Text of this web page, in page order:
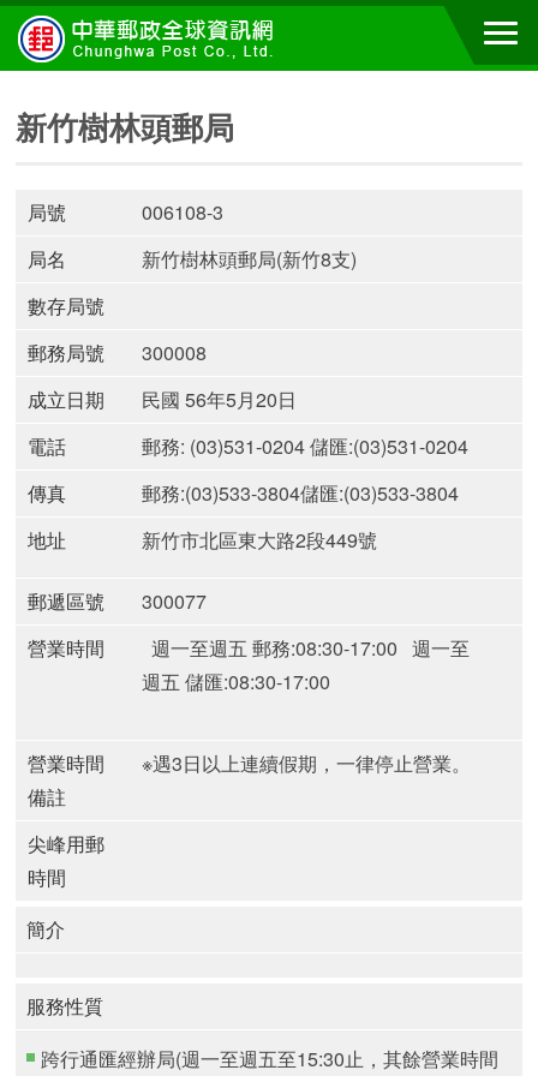
新竹樹林頭郵局
局號
006108-3
局名
新竹樹林頭郵局(新竹8支)
數存局號
郵務局號
300008
成立日期
民國 56年5月20日
電話
郵務: (03)531-0204 儲匯:(03)531-0204
傳真
郵務:(03)533-3804儲匯:(03)533-3804
地址
新竹市北區東大路2段449號
郵遞區號
300077
營業時間
週一至週五 郵務:08:30-17:00 週一至
週五 儲匯:08:30-17:00
營業時間
備註
※遇3日以上連續假期，一律停止營業。
尖峰用郵
時間
簡介
服務性質
跨行通匯經辦局(週一至週五至15:30止，其餘營業時間